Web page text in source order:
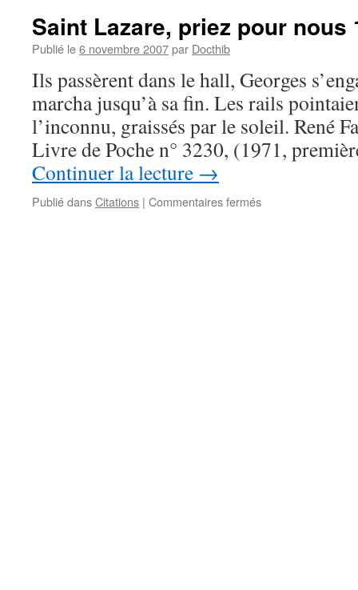
pour
–
La
glissade
pouilleuse
Saint Lazare, priez pour nous
Publié le6 novembre 2007par Docthib
Ils passèrent dans le hall, Georges
marcha jusqu’à sa fin. Les rails
l’inconnu, graissés par le soleil. René
Livre de Poche n° 3230, (1971,
Continuer la lecture →
Publié dansCitations | Commentaires ferméssur